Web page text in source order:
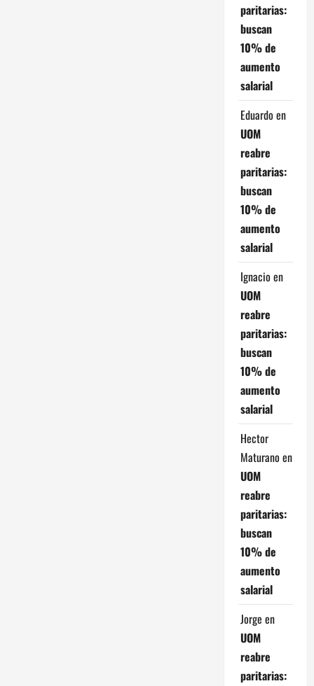
paritarias:
buscan
10% de
aumento
salarial
Eduardo en
UOM
reabre
paritarias:
buscan
10% de
aumento
salarial
Ignacio en
UOM
reabre
paritarias:
buscan
10% de
aumento
salarial
Hector
Maturano en
UOM
reabre
paritarias:
buscan
10% de
aumento
salarial
Jorge en
UOM
reabre
paritarias: